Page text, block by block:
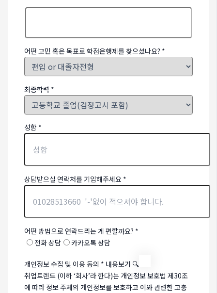
어떤 고민 혹은 목표로 학점은행제를 찾으셨나요? *
최종학력 *
성함 *
상담받으실 연락처를 기입해주세요 *
어떤 방법으로 연락드리는 게 편할까요? *
전화 상담
카카오톡 상담
개인정보 수집 및 이용 동의 * 내용보기 🔍
취업트렌드 (이하 ‘회사’라 한다)는 개인정보 보호법 제30조
에 따라 정보 주체의 개인정보를 보호하고 이와 관련한 고충